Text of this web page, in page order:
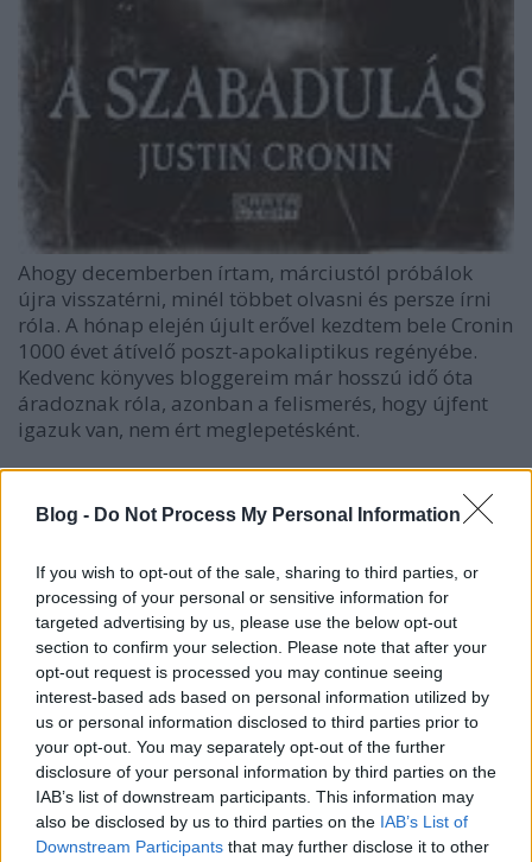
Blog - Do Not Process My Personal Information
If you wish to opt-out of the sale, sharing to third parties, or
processing of your personal or sensitive information for
targeted advertising by us, please use the below opt-out
section to confirm your selection. Please note that after your
opt-out request is processed you may continue seeing
interest-based ads based on personal information utilized by
us or personal information disclosed to third parties prior to
your opt-out. You may separately opt-out of the further
disclosure of your personal information by third parties on the
IAB’s list of downstream participants. This information may
also be disclosed by us to third parties on the IAB’s List of
Downstream Participants that may further disclose it to other
Ahogy decemberben írtam, márciustól próbálok
újra visszatérni, minél többet olvasni és persze írni
róla. A hónap elején újult erővel kezdtem bele Cronin
1000 évet átívelő poszt-apokaliptikus regényébe.
Kedvenc könyves bloggereim már hosszú idő óta
áradoznak róla, azonban a felismerés, hogy újfent
igazuk van, nem ért meglepetésként.
Kísérlet, fertőzés, pusztulás, újrakezdés,
reménytelenség, remény és a szabadulás.
magamnak a regényt. A szabadulás számomra
egyfajta emberiség-regény, bár tudom, hogy ilyen
kategória talán nincs is, mégis a könyv olvasása
közben végig az járt a fejemben, hogy bár van
központi téma, mégis mintha néhány tucat emberrel
be lehetne mutatni az emberiséget. Ezt a bravúrt
eddig legjobban Merle Malevil című könyvében
éreztem.
A szerző bátran nyúl a stílusokhoz, legyen az
jelenkori drámai thriller, dokumentarista leírás,